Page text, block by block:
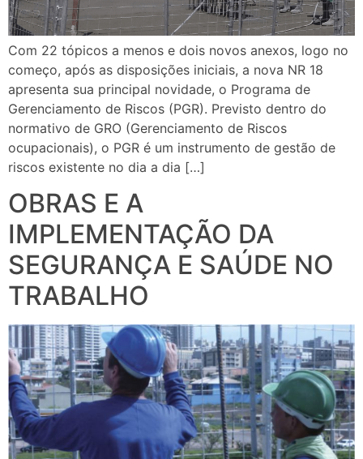
Com 22 tópicos a menos e dois novos anexos, logo no
começo, após as disposições iniciais, a nova NR 18
apresenta sua principal novidade, o Programa de
Gerenciamento de Riscos (PGR). Previsto dentro do
normativo de GRO (Gerenciamento de Riscos
ocupacionais), o PGR é um instrumento de gestão de
riscos existente no dia a dia […]
OBRAS E A
IMPLEMENTAÇÃO DA
SEGURANÇA E SAÚDE NO
TRABALHO